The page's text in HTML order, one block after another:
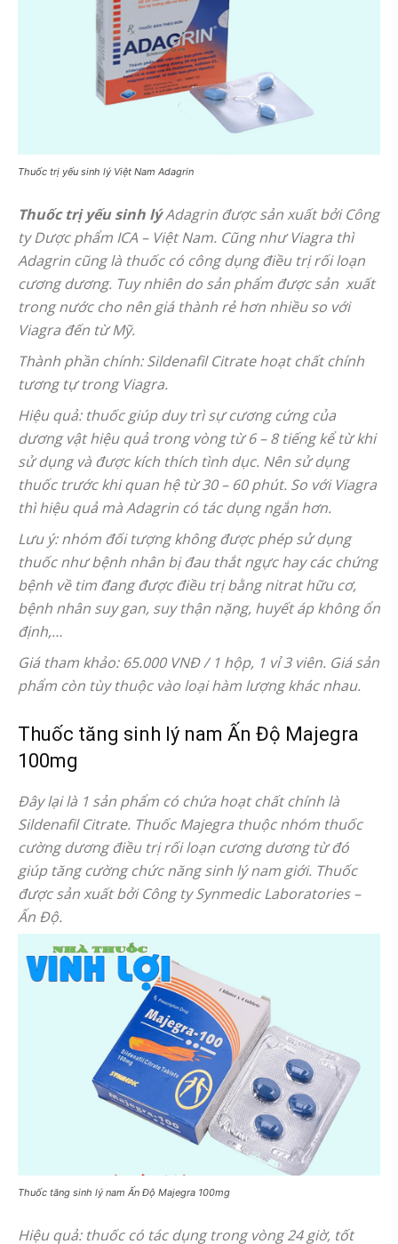
Thuốc trị yếu sinh lý Việt Nam Adagrin
Thuốc trị yếu sinh lýAdagrin được sản xuất bởi Công
ty Dược phẩm ICA – Việt Nam. Cũng như Viagra thì
Adagrin cũng là thuốc có công dụng điều trị rối loạn
cương dương. Tuy nhiên do sản phẩm được sản xuất
trong nước cho nên giá thành rẻ hơn nhiều so với
Viagra đến từ Mỹ.
Thành phần chính: Sildenafil Citrate hoạt chất chính
tương tự trong Viagra.
Hiệu quả: thuốc giúp duy trì sự cương cứng của
dương vật hiệu quả trong vòng từ 6 – 8 tiếng kể từ khi
sử dụng và được kích thích tình dục. Nên sử dụng
thuốc trước khi quan hệ từ 30 – 60 phút. So với Viagra
thì hiệu quả mà Adagrin có tác dụng ngắn hơn.
Lưu ý: nhóm đối tượng không được phép sử dụng
thuốc như bệnh nhân bị đau thắt ngực hay các chứng
bệnh về tim đang được điều trị bằng nitrat hữu cơ,
bệnh nhân suy gan, suy thận nặng, huyết áp không ổn
định,…
Giá tham khảo: 65.000 VNĐ / 1 hộp, 1 vỉ 3 viên. Giá sản
phẩm còn tùy thuộc vào loại hàm lượng khác nhau.
Thuốc tăng sinh lý nam Ấn Độ Majegra
100mg
Đây lại là 1 sản phẩm có chứa hoạt chất chính là
Sildenafil Citrate. Thuốc Majegra thuộc nhóm thuốc
cường dương điều trị rối loạn cương dương từ đó
giúp tăng cường chức năng sinh lý nam giới. Thuốc
được sản xuất bởi Công ty Synmedic Laboratories –
Ấn Độ.
Thuốc tăng sinh lý nam Ấn Độ Majegra 100mg
Hiệu quả: thuốc có tác dụng trong vòng 24 giờ, tốt